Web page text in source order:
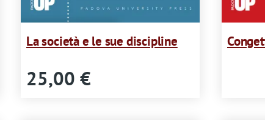
La società e le sue discipline
25,00 €